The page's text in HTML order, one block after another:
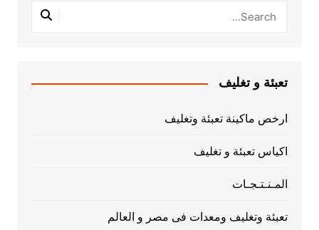
تعبئة و تغليف
ارخص ماكينة تعبئة وتغليف
اكياس تعبئة و تغليف
المـنـتـجـات
تعبئة وتغليف ومعدات فى مصر و العالم